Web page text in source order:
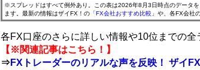
※スプレッドはすべて例外あり。この表は2026年8月3日時点のデータ
ます。最新の情報はザイFX！の 「FX会社おすすめ比較」 や、各FX会社
各FX口座のさらに詳しい情報や10位までの全
【※関連記事はこちら！】
⇒FXトレーダーのリアルな声を反映！ ザイ